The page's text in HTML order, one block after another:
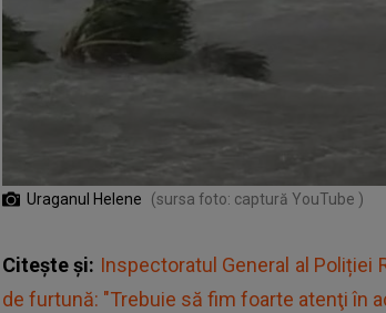
Uraganul Helene (sursa foto: captură YouTube )
Citește și: Inspectoratul General al Poliției
de furtună: "Trebuie să fim foarte atenţi în